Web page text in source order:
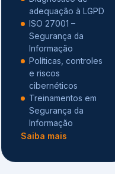
adequação à LGPD
ISO 27001 –
Segurança da
Informação
Políticas, controles
e riscos
cibernéticos
Treinamentos em
Segurança da
Informação
Saiba mais